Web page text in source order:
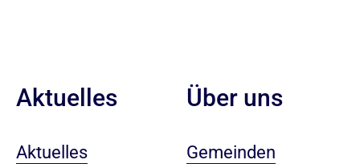
Aktuelles
Aktuelles
Über uns
Gemeinden